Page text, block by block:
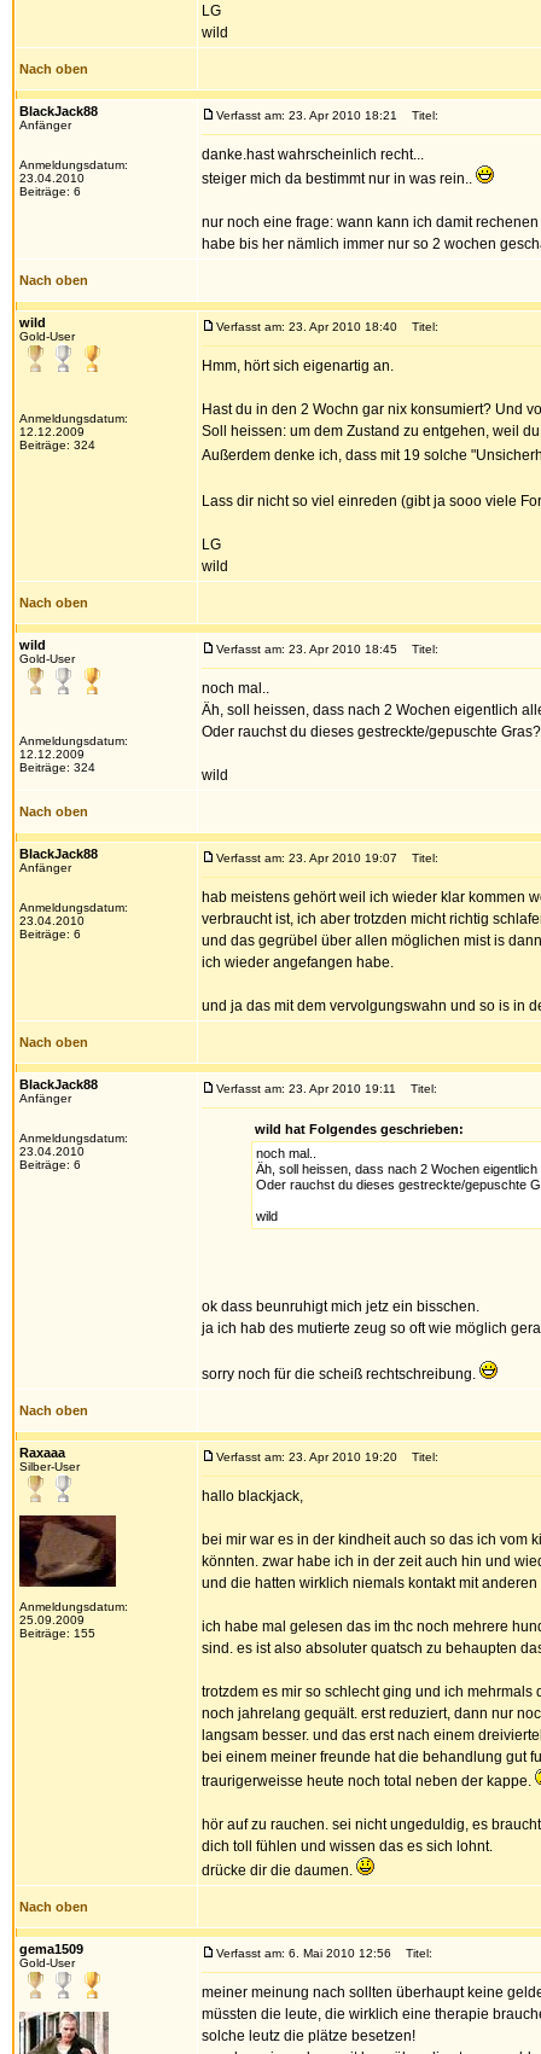
LG
wild
Nach oben
BlackJack88
Anfänger
Anmeldungsdatum:
23.04.2010
Beiträge: 6
Verfasst am: 23. Apr 2010 18:21 Titel:
danke.hast wahrscheinlich recht...
steiger mich da bestimmt nur in was rein..
nur noch eine frage: wann kann ich damit
habe bis her nämlich immer nur so 2 wochen
Nach oben
wild
Gold-User
Anmeldungsdatum:
12.12.2009
Beiträge: 324
Verfasst am: 23. Apr 2010 18:40 Titel:
Hmm, hört sich eigenartig an.
Hast du in den 2 Wochn gar nix konsumiert? Und
Soll heissen: um dem Zustand zu entgehen, weil
Außerdem denke ich, dass mit 19 solche
Lass dir nicht so viel einreden (gibt ja sooo viele
LG
wild
Nach oben
wild
Gold-User
Anmeldungsdatum:
12.12.2009
Beiträge: 324
Verfasst am: 23. Apr 2010 18:45 Titel:
noch mal..
Äh, soll heissen, dass nach 2 Wochen eigentlich
Oder rauchst du dieses gestreckte/gepuschte
wild
Nach oben
BlackJack88
Anfänger
Anmeldungsdatum:
23.04.2010
Beiträge: 6
Verfasst am: 23. Apr 2010 19:07 Titel:
hab meistens gehört weil ich wieder klar kommen
verbraucht ist, ich aber trotzden micht richtig
und das gegrübel über allen möglichen mist is
ich wieder angefangen habe.
und ja das mit dem vervolgungswahn und so is in
Nach oben
BlackJack88
Anfänger
Anmeldungsdatum:
23.04.2010
Beiträge: 6
Verfasst am: 23. Apr 2010 19:11 Titel:
wild hat Folgendes geschrieben:
noch mal..
Äh, soll heissen, dass nach 2 Wochen
Oder rauchst du dieses gestreckte/gepuschte
wild
ok dass beunruhigt mich jetz ein bisschen.
ja ich hab des mutierte zeug so oft wie möglich
sorry noch für die scheiß rechtschreibung.
Nach oben
Raxaaa
Silber-User
Anmeldungsdatum:
25.09.2009
Beiträge: 155
Verfasst am: 23. Apr 2010 19:20 Titel:
hallo blackjack,
bei mir war es in der kindheit auch so das ich vom
könnten. zwar habe ich in der zeit auch hin und
und die hatten wirklich niemals kontakt mit
ich habe mal gelesen das im thc noch mehrere
sind. es ist also absoluter quatsch zu behaupten
trotzdem es mir so schlecht ging und ich
noch jahrelang gequält. erst reduziert, dann nur
langsam besser. und das erst nach einem
bei einem meiner freunde hat die behandlung gut
traurigerweisse heute noch total neben der kappe.
hör auf zu rauchen. sei nicht ungeduldig, es
dich toll fühlen und wissen das es sich lohnt.
drücke dir die daumen.
Nach oben
gema1509
Gold-User
Verfasst am: 6. Mai 2010 12:56 Titel:
meiner meinung nach sollten überhaupt keine
müssten die leute, die wirklich eine therapie
solche leutz die plätze besetzen!